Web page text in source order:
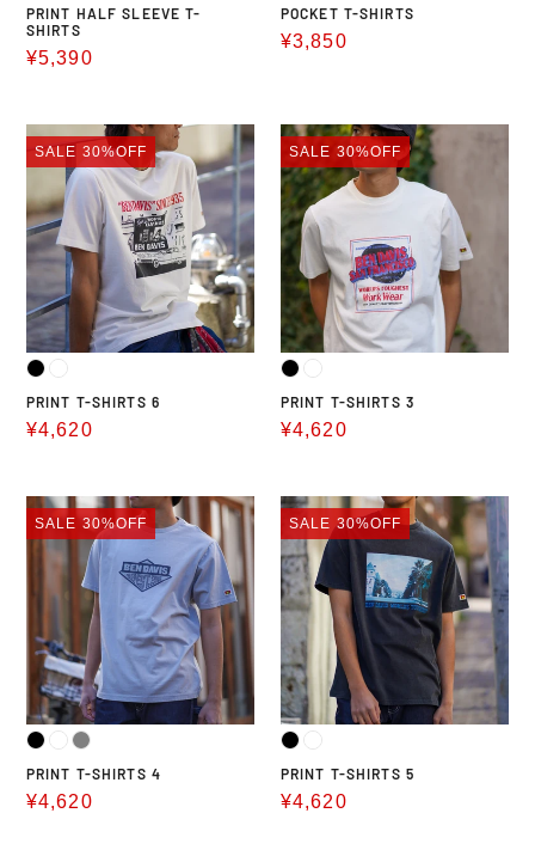
PRINT HALF SLEEVE T-
SHIRTS
販
格
¥5,390
POCKET T-SHIRTS
販
格
¥3,850
PRINT
T-
SHIRTS
6
PRINT T-SHIRTS 6
販
格
¥4,620
SALE 30%OFF
PRINT
T-
SHIRTS
3
PRINT T-SHIRTS 3
販
格
¥4,620
SALE 30%OFF
PRINT
T-
SHIRTS
PRINT T-SHIRTS 4
販
¥4,620
SALE 30%OFF
PRINT
T-
SHIRTS
5
PRINT T-SHIRTS 5
販
¥4,620
SALE 30%OFF